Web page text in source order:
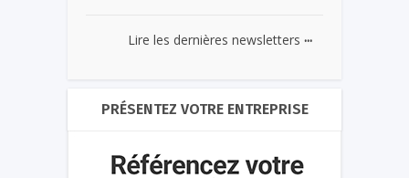
Lire les dernières newsletters ...
PRÉSENTEZ VOTRE ENTREPRISE